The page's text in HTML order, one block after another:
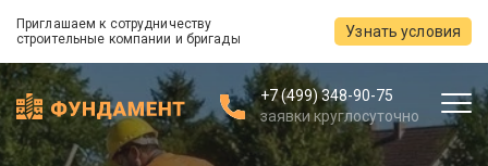
Приглашаем к сотрудничеству
строительные компании и бригады
Узнать условия
+7 (499) 348-90-75
заявки круглосуточно